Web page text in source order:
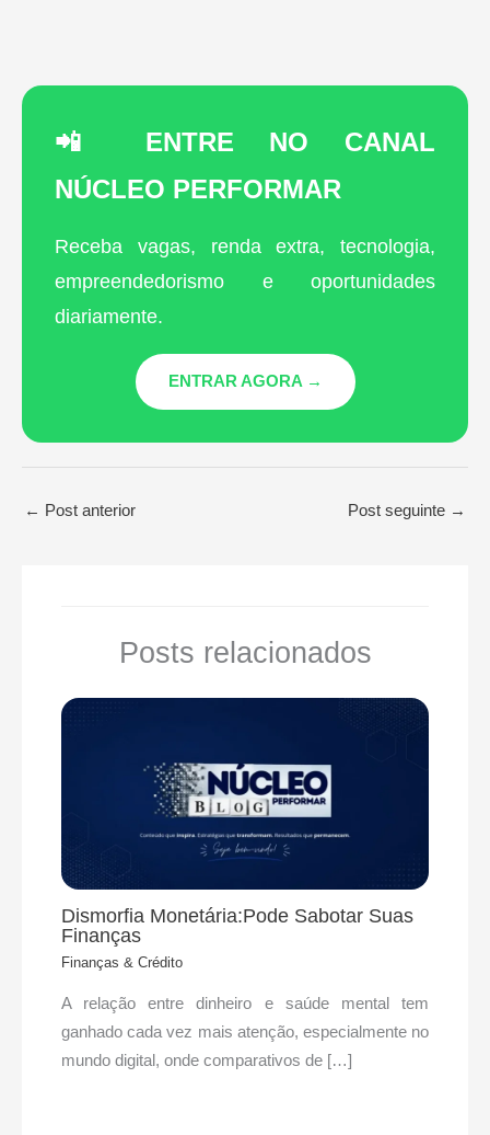
📲 ENTRE NO CANAL
NÚCLEO PERFORMAR
Receba vagas, renda extra, tecnologia,
empreendedorismo e oportunidades
diariamente.
ENTRAR AGORA →
← Post anterior Post seguinte →
Posts relacionados
Dismorfia Monetária:Pode Sabotar Suas
Finanças
Finanças & Crédito
A relação entre dinheiro e saúde mental tem
ganhado cada vez mais atenção, especialmente no
mundo digital, onde comparativos de […]